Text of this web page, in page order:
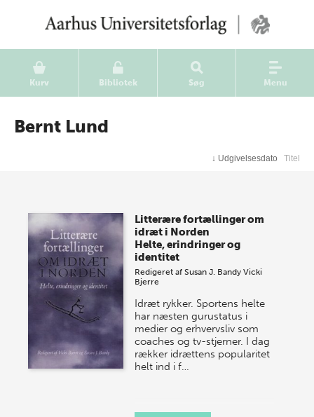
Kurv Bibliotek Søg Menu
Bernt Lund
↓ Udgivelsesdato Titel
Litterære fortællinger om
idræt i Norden
Helte, erindringer og
identitet
Redigeret afSusan J. Bandy Vicki
Bjerre
Idræt rykker. Sportens helte
har næsten gurustatus i
medier og erhvervsliv som
coaches og tv-stjerner. I dag
rækker idrættens popularitet
helt ind i f…